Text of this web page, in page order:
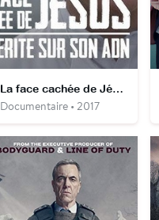
La face cachée de Jésus : la vérité sur son ADN
Documentaire • 2017